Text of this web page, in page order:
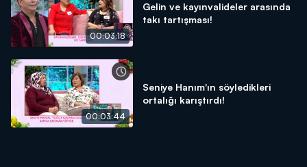
00:03:18
Gelin ve kayınvalideler arasında
takı tartışması!
00:03:44
Seniye Hanım'ın söyledikleri
ortalığı karıştırdı!